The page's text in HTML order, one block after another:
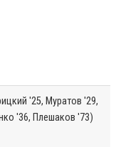
'25, Муратов '29,
'36, Плешаков '73)